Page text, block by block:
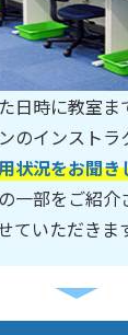
日時に教室ま
のインストラ
状況をお聞き
一部をご紹
ていただきま